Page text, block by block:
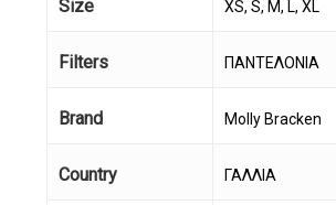
Size XS, S, M, L, XL
Filters ΠΑΝΤΕΛΟΝΙΑ
Brand Molly Bracken
Country ΓΑΛΛΙΑ